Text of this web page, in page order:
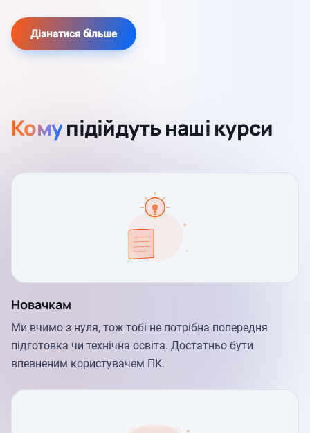
Дізнатися більше
Комупідійдуть наші курси
Новачкам
Ми вчимо з нуля, тож тобі не потрібна попередня
підготовка чи технічна освіта. Достатньо бути
впевненим користувачем ПК.